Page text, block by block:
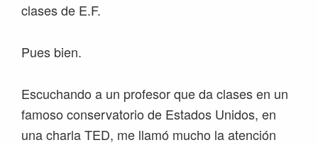
clases de E.F.
Pues bien.
Escuchando a un profesor que da clases en un
famoso conservatorio de Estados Unidos, en
una charla TED, me llamó mucho la atención